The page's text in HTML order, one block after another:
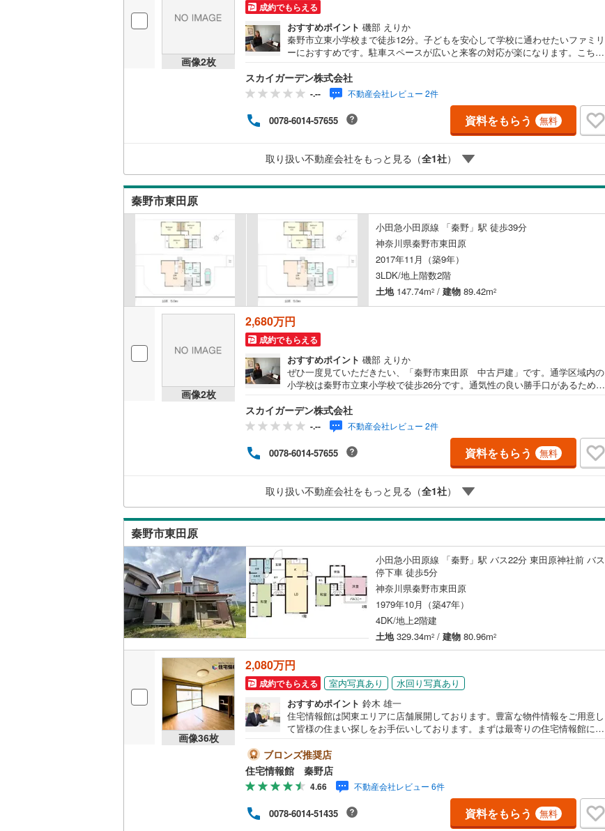
画像2枚
成約でもらえる
おすすめポイント 磯部 えりか
秦野市立東小学校まで徒歩12分。子どもを安心して学校に通わせたいファミリ
ーにおすすめです。駐車スペースが広いと来客の対応が楽になります。こちら
か。建物面積は103.28平米となっており広々とした空間で生活することができ
ます。バルコニーが付いています。洗面化粧台には、鏡や照明がついており身
支度に利用できます。快適な住環境が魅力的な中古の戸建て物件で充実した
日々を過ごしませんか。
スカイガーデン株式会社
-.-- 不動産会社レビュー 2件
0078-6014-57655 資料をもらう 無料
取り扱い不動産会社をもっと見る（全1社）
秦野市東田原
小田急小田原線 「秦野」駅 徒歩39分
神奈川県秦野市東田原
2017年11月（築9年）
3LDK/地上階数2階
土地147.74m2 / 建物 89.42m2
画像2枚
2,680万円
成約でもらえる
おすすめポイント 磯部 えりか
ぜひ一度見ていただきたい、「秦野市東田原 中古戸建」です。通学区域内の
小学校は秦野市立東小学校で徒歩26分です。通気性の良い勝手口があるため、
ズが高いです。中古戸建てながら、室内はとてもきれいです。シューズボック
スは、玄関の整理整頓には欠かせません。玄関ポーチがあるため、雨に濡れに
くい状態で傘を開けます。
スカイガーデン株式会社
-.-- 不動産会社レビュー 2件
0078-6014-57655 資料をもらう 無料
取り扱い不動産会社をもっと見る（全1社）
秦野市東田原
小田急小田原線 「秦野」駅 バス22分 東田原神社前 バス
停下車 徒歩5分
神奈川県秦野市東田原
1979年10月（築47年）
4DK/地上2階建
土地329.34m2 / 建物 80.96m2
画像36枚
2,080万円
成約でもらえる 室内写真あり
水回り写真あり
おすすめポイント 鈴木 雄一
住宅情報館は関東エリアに店舗展開しております。豊富な物件情報をご用意し
て皆様の住まい探しをお手伝いしております。まずは最寄りの住宅情報館にお
の試算やご購入の際にかかる諸費用の概算も行っております。しっかりとした
資金計画のアドバイスをさせて頂きますので、お気軽にご相談ください。
ブロンズ推奨店
住宅情報館 秦野店
4.66 不動産会社レビュー 6件
0078-6014-51435 資料をもらう 無料
浴室乾燥機あり ）
収納
ウォークインクローゼット
（1 ）
ウッドデッキあり（1）
耐震、免震、制震構造
）
住宅性能評価付き
オンライン対応
オンライン内見(相談)可（1） IT重説可（0）
オンライン対応とは？